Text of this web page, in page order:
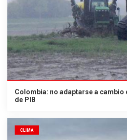
Colombia: no adaptarse a cambio
de PIB
CLIMA